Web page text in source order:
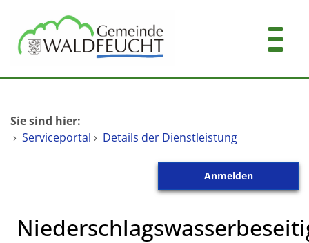
Zum Hauptinhalt springen
Dienstleistungen A-Z
Sie sind hier:
› Serviceportal › Details der Dienstleistung
Anmelden